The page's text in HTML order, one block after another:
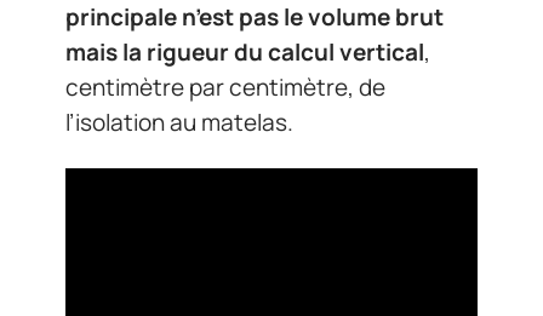
principale n’est pas le volume brut
mais la rigueur du calcul vertical,
centimètre par centimètre, de
l’isolation au matelas.